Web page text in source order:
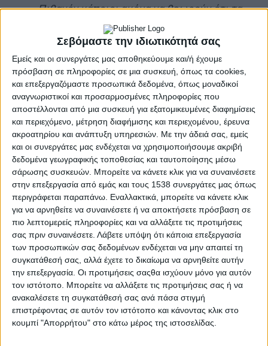
Σεβόμαστε την ιδιωτικότητά σας
Εμείς και οι συνεργάτες μας αποθηκεύουμε και/ή έχουμε
πρόσβαση σε πληροφορίες σε μια συσκευή, όπως τα cookies,
και επεξεργαζόμαστε προσωπικά δεδομένα, όπως μοναδικοί
αναγνωριστικοί και προσαρμοσμένες πληροφορίες που
αποστέλλονται από μια συσκευή για εξατομικευμένες διαφημίσεις
και περιεχόμενο, μέτρηση διαφήμισης και περιεχομένου, έρευνα
ακροατηρίου και ανάπτυξη υπηρεσιών. Με την άδειά σας, εμείς
και οι συνεργάτες μας ενδέχεται να χρησιμοποιήσουμε ακριβή
δεδομένα γεωγραφικής τοποθεσίας και ταυτοποίησης μέσω
σάρωσης συσκευών. Μπορείτε να κάνετε κλικ για να συναινέσετε
στην επεξεργασία από εμάς και τους 1538 συνεργάτες μας όπως
περιγράφεται παραπάνω. Εναλλακτικά, μπορείτε να κάνετε κλικ
για να αρνηθείτε να συναινέσετε ή να αποκτήσετε πρόσβαση σε
πιο λεπτομερείς πληροφορίες και να αλλάξετε τις προτιμήσεις
σας πριν συναινέσετε. Λάβετε υπόψη ότι κάποια επεξεργασία
των προσωπικών σας δεδομένων ενδέχεται να μην απαιτεί τη
συγκατάθεσή σας, αλλά έχετε το δικαίωμα να αρνηθείτε αυτήν
την επεξεργασία. Οι προτιμήσεις σαςθα ισχύουν μόνο για αυτόν
τον ιστότοπο. Μπορείτε να αλλάξετε τις προτιμήσεις σας ή να
ανακαλέσετε τη συγκατάθεσή σας ανά πάσα στιγμή
επιστρέφοντας σε αυτόν τον ιστότοπο και κάνοντας κλικ στο
κουμπί "Απορρήτου" στο κάτω μέρος της ιστοσελίδας.
«Πιθανόν κάποιοι ακόμα να θεωρούν ότι τα
παιδιά με αναπηρία είναι παιδιά ενός
κατώτερου Θεού και πως μπορούν απλά να τα
αφήσουν στο έλεος της μοίρας τους, αλλά οι
εικόνες αυτές που ήρθαν στην δημοσιότητα
είναι ντροπή για ένα κράτος που θέλει να
λέγεται Ευρωπαϊκό».
Το να έχει υπάρξει μια μέριμνα για μια αξιοπρεπή
διαμονή σε 15 μόλις παιδιά είναι το λιγότερο που
θα έπρεπε να είχαν φροντίσει οι αρμόδιοι
φορείς(Υπουργείο και Δήμος Αμφιλοχίας).
Για τα περισσότερα από αυτά τα παιδιά η
διαμονή τους στη κατασκήνωση είναι η
μοναδική τους ευκαιρία για διακοπές και το
γεγονός ότι δεν σημειώθηκαν ατυχήματα ή
αρρώστιες οφείλεται αποκλειστικά στις
προσπάθειες των εργαζομένων στο
πρόγραμμα αυτό να προσφέρουν ότι καλύτερο
μπορούν μέσα σε αυτές τις συνθήκες»